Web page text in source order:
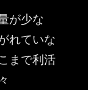
が少な
れていな
まで利活